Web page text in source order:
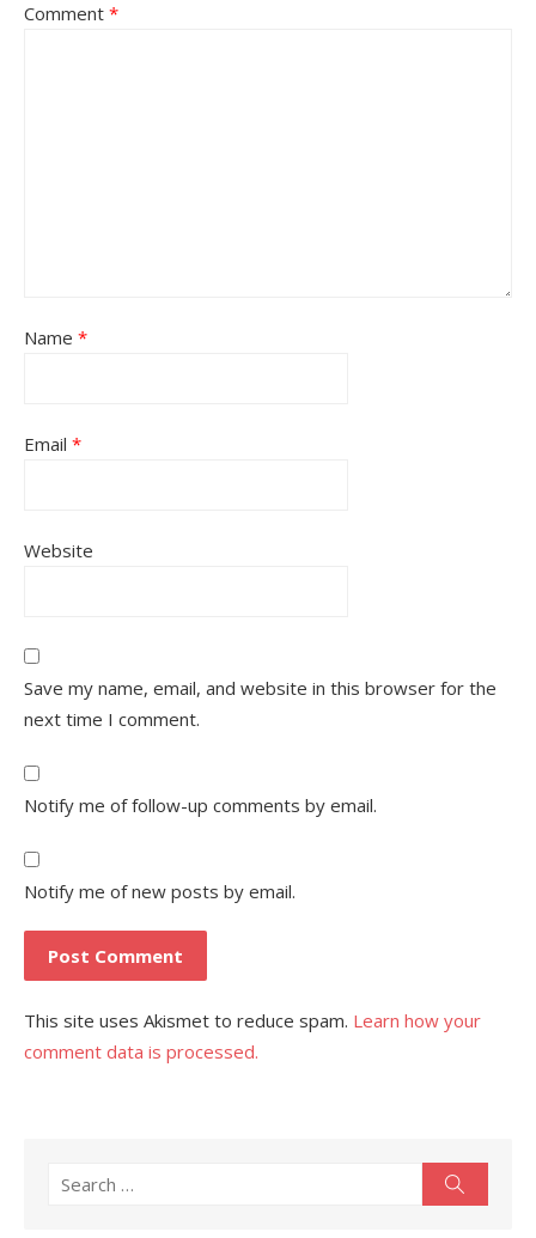
Comment *
Name *
Email *
Website
Save my name, email, and website in this browser for the
next time I comment.
Notify me of follow-up comments by email.
Notify me of new posts by email.
This site uses Akismet to reduce spam. Learn how your
comment data is processed.
Search